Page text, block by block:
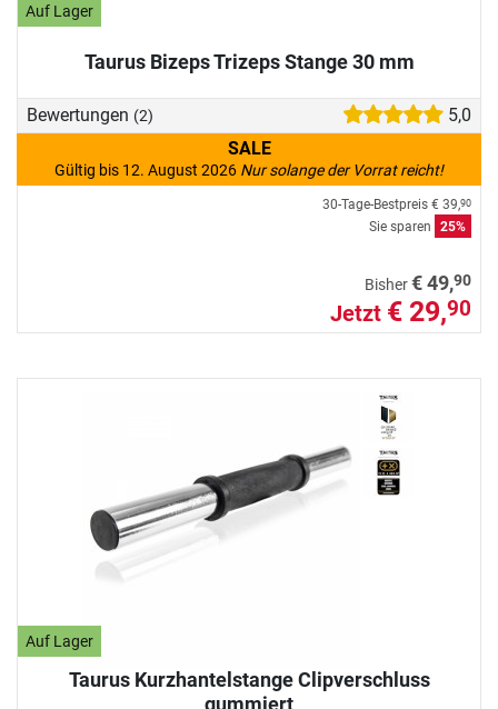
Auf Lager
Taurus Bizeps Trizeps Stange 30 mm
Bewertungen (2)
5,0
SALE
Gültig bis 12. August 2026 Nur solange der Vorrat reicht!
30-Tage-Bestpreis € 39,90
Sie sparen 25%
Bisher€ 49,90
Jetzt € 29,90
Auf Lager
Taurus Kurzhantelstange Clipverschluss